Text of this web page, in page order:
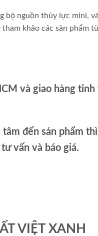
bộ nguồn thủy lực mini,
khảo các sản phẩm
và giao hàng
đến sản phẩm
vấn và báo giá.
VIỆT XANH